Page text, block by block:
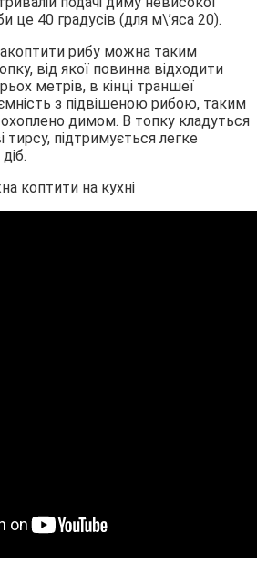
це 40 градусів (для м\’яса 20).
рибу можна таким
від якої повинна відходити
метрів, в кінці траншеї
з підвішеною рибою, таким
димом. В топку кладуться
тирсу, підтримується легке
коптити на кухні